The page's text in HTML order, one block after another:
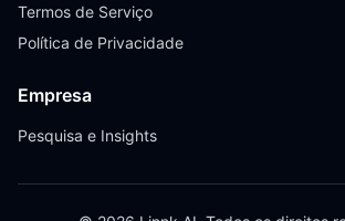
Termos de Serviço
Política de Privacidade
Empresa
Pesquisa e Insights